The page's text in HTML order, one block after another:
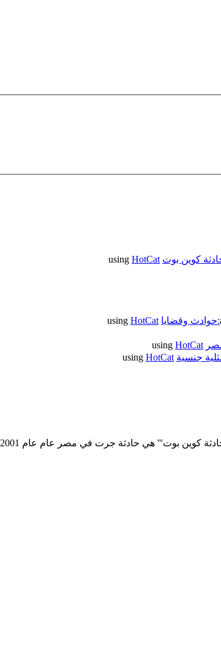
using
HotCat
using
HotCat
using
HotCat
using
HotCat